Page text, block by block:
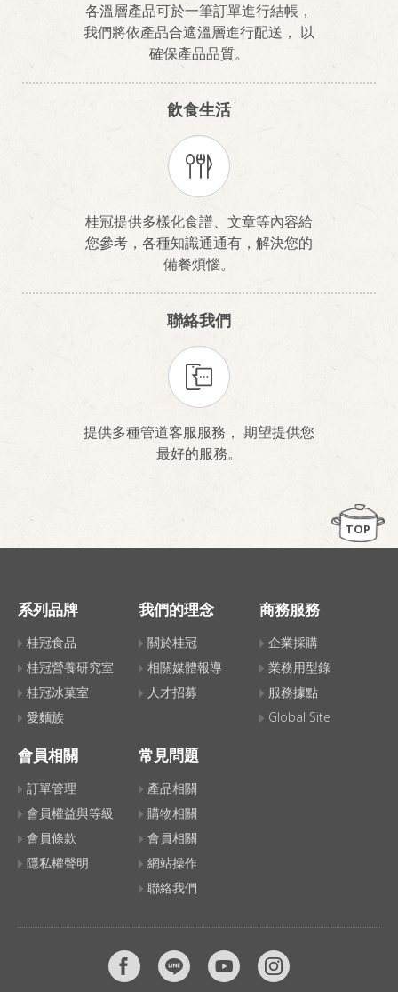
各溫層產品可於一筆訂單進行結帳，
我們將依產品合適溫層進行配送， 以
確保產品品質。
飲食生活
桂冠提供多樣化食譜、文章等內容給
您參考，各種知識通通有，解決您的
備餐煩惱。
聯絡我們
提供多種管道客服服務， 期望提供您
最好的服務。
TOP
系列品牌
桂冠食品
桂冠營養研究室
桂冠冰菓室
愛麵族
我們的理念
關於桂冠
相關媒體報導
人才招募
商務服務
企業採購
業務用型錄
服務據點
Global Site
會員相關
訂單管理
會員權益與等級
會員條款
隱私權聲明
常見問題
產品相關
購物相關
會員相關
網站操作
聯絡我們